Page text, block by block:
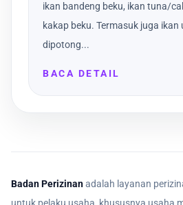
ikan bandeng beku, ikan tuna/
kakap beku. Termasuk juga
dipotong...
BACA DETAIL
Badan Perizinanadalah layanan